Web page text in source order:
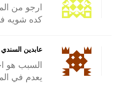
ارجو من
كده شويه
عابدين السندي
السبب هو
يعدم في